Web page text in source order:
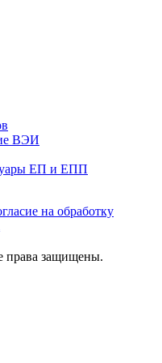
ВЭИ
ЕП и ЕПП
на обработку
защищены.